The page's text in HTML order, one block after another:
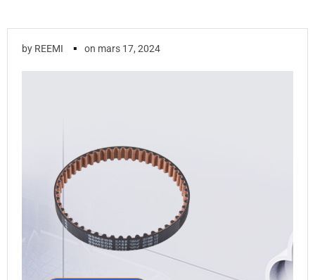
by REEMI ▪ on mars 17, 2024